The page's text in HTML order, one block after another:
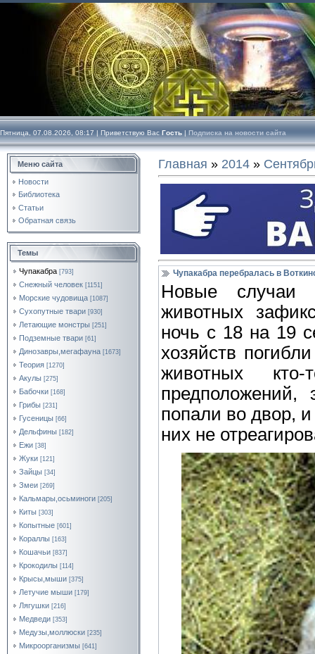
Пятница, 07.08.2026, 08:17 | Приветствую Вас Гость | Подписка на новости сайта
Меню сайта
Новости
Библиотека
Статьи
Обратная связь
Темы
Чупакабра [793]
Снежный человек [1151]
Морские чудовища [1087]
Сухопутные твари [930]
Летающие монстры [251]
Подземные твари [61]
Динозавры,мегафауна [1673]
Теория [1270]
Акулы [275]
Бабочки [168]
Грибы [231]
Гусеницы [66]
Дельфины [182]
Ежи [38]
Жуки [121]
Зайцы [34]
Змеи [269]
Кальмары,осьминоги [205]
Киты [303]
Копытные [601]
Кораллы [163]
Кошачьи [837]
Крокодилы [114]
Крысы,мыши [375]
Летучие мыши [179]
Лягушки [216]
Медведи [353]
Медузы,моллюски [235]
Микроорганизмы [641]
Главная » 2014 »
Чупакабра перебралась в
Новые случаи
животных
ночь с 18 на 19
хозяйств
животных
попали во двор, и
них не